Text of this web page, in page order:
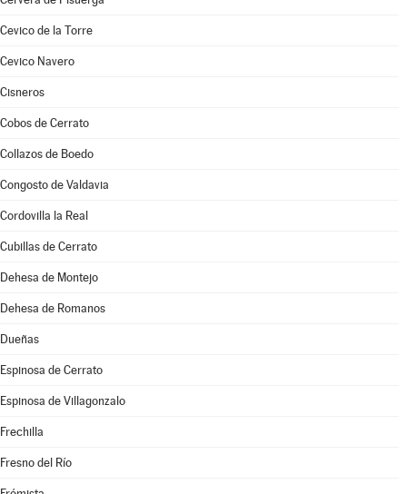
Cevico de la Torre
Cevico Navero
Cisneros
Cobos de Cerrato
Collazos de Boedo
Congosto de Valdavia
Cordovilla la Real
Cubillas de Cerrato
Dehesa de Montejo
Dehesa de Romanos
Dueñas
Espinosa de Cerrato
Espinosa de Villagonzalo
Frechilla
Fresno del Río